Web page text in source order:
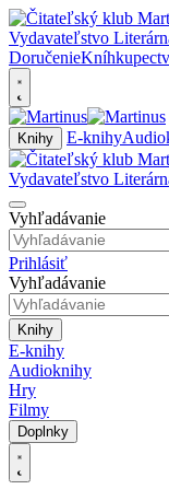
Doručenie
Knihy E-knihy
Vyhľadávanie
Prihlásiť
Vyhľadávanie
Knihy
E-knihy
Audioknihy
Hry
Filmy
Doplnky